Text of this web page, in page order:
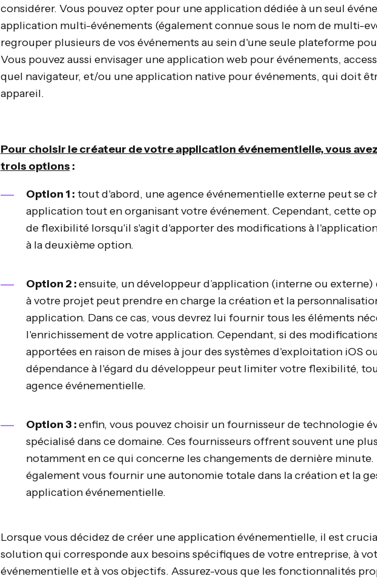
considérer. Vous pouvez opter pour une application dédiée à un seul
application multi-événements (également connue sous le nom de multi-
regrouper plusieurs de vos événements au sein d'une seule plateforme
Vous pouvez aussi envisager une application web pour événements,
quel navigateur, et/ou une application native pour événements, qui doit
appareil.
Pour choisir le créateur de votre application événementielle, vous
trois options :
Option 1 : tout d'abord, une agence événementielle externe peut se
application tout en organisant votre événement. Cependant, cette
de flexibilité lorsqu'il s'agit d'apporter des modifications à
à la deuxième option.
Option 2 :ensuite, un développeur d’application (interne ou
à votre projet peut prendre en charge la création et la
application. Dans ce cas, vous devrez lui fournir tous les éléments
l'enrichissement de votre application. Cependant, si des
apportées en raison de mises à jour des systèmes d'exploitation iOS
dépendance à l'égard du développeur peut limiter votre flexibilité,
agence événementielle.
Option 3 :enfin, vous pouvez choisir un fournisseur de technologie
spécialisé dans ce domaine. Ces fournisseurs offrent souvent une
notamment en ce qui concerne les changements de dernière minute.
également vous fournir une autonomie totale dans la création et la
application événementielle.
Lorsque vous décidez de créer une application événementielle, il est
solution qui corresponde aux besoins spécifiques de votre entreprise, à
événementielle et à vos objectifs. Assurez-vous que les fonctionnalités